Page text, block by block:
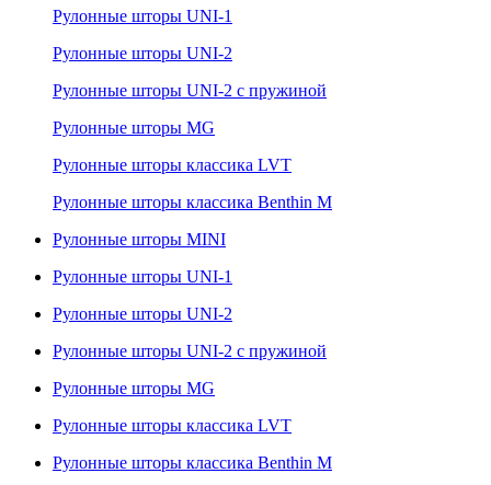
Рулонные шторы UNI-1
Рулонные шторы UNI-2
Рулонные шторы UNI-2 с пружиной
Рулонные шторы MG
Рулонные шторы классика LVT
Рулонные шторы классика Benthin M
Рулонные шторы MINI
Рулонные шторы UNI-1
Рулонные шторы UNI-2
Рулонные шторы UNI-2 с пружиной
Рулонные шторы MG
Рулонные шторы классика LVT
Рулонные шторы классика Benthin M